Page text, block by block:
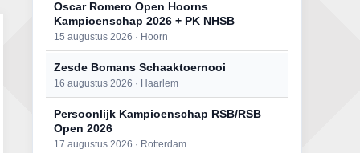
Oscar Romero Open Hoorns
Kampioenschap 2026 + PK NHSB
15 augustus 2026 · Hoorn
Zesde Bomans Schaaktoernooi
16 augustus 2026 · Haarlem
Persoonlijk Kampioenschap RSB/RSB
Open 2026
17 augustus 2026 · Rotterdam